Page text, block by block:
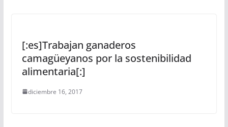
[:es]Trabajan ganaderos
camagüeyanos por la sostenibilidad
alimentaria[:]
diciembre 16, 2017